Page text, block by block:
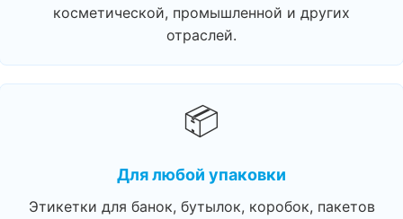
косметической, промышленной и других
отраслей.
📦
Для любой упаковки
Этикетки для банок, бутылок, коробок, пакетов